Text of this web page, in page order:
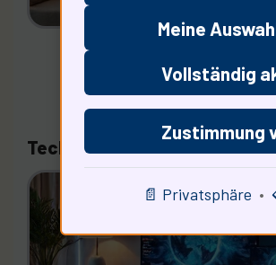
Technologische Innovationen
Meine
Vollständig
Zustimmung
📄 Privatsphäre •